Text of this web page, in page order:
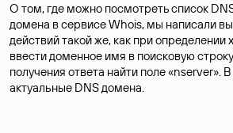
О том, где можно посмотреть список
домена в сервисе Whois, мы написали
действий такой же, как при определении
ввести доменное имя в поисковую
получения ответа найти поле «nserver».
актуальные DNS домена.